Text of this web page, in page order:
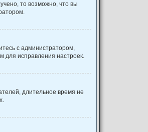
то возможно, что вы
с администратором,
для исправления настроек.
длительное время не